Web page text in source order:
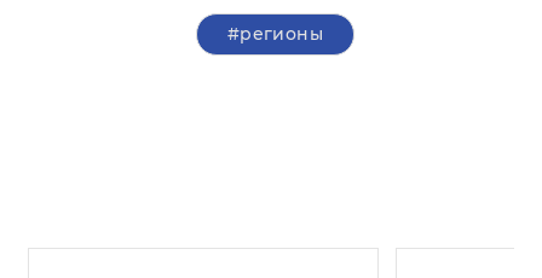
#регионы